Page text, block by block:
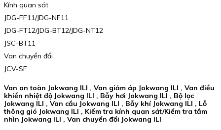
Kính quan sát
JDG-FF11/JDG-NF11
JDG-FT12/JDG-BT12/JDG-NT12
JSC-BT11
Van chuyển đổi
JCV-SF
Van an toàn Jokwang ILI , Van giảm áp Jokwang ILI , Van điều
khiển nhiệt độ Jokwang ILI , Bẫy hơi Jokwang ILI , Bộ lọc
Jokwang ILI , Van cầu Jokwang ILI , Bẫy khí Jokwang ILI , Lỗ
thông gió Jokwang ILI , Kiểm tra kính quan sát/Kiểm tra tầm
nhìn Jokwang ILI , Van chuyển đổi Jokwang ILI